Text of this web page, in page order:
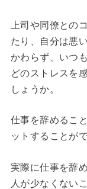
上司や同僚との
たり、自分は悪
かわらず、いつ
どのストレスを
しょうか。
仕事を辞めるこ
ットすることが
実際に仕事を辞
人が少なくない